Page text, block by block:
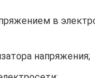
в
напряжения;